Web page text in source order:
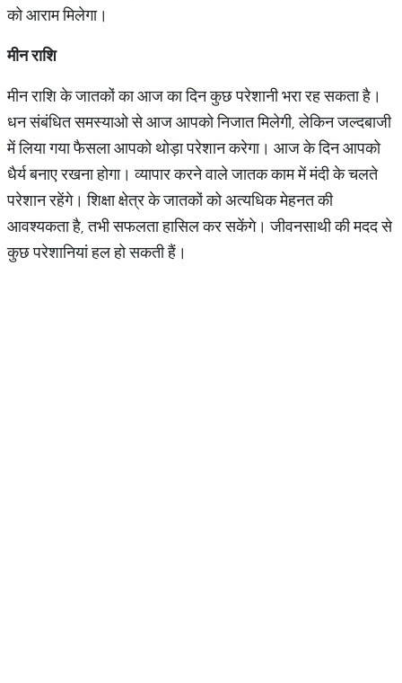
को आराम मिलेगा।
मीन राशि
मीन राशि के जातकों का आज का दिन कुछ परेशानी भरा रह सकता है।
धन संबंधित समस्याओ से आज आपको निजात मिलेगी, लेकिन जल्दबाजी
में लिया गया फैसला आपको थोड़ा परेशान करेगा। आज के दिन आपको
धैर्य बनाए रखना होगा। व्यापार करने वाले जातक काम में मंदी के चलते
परेशान रहेंगे। शिक्षा क्षेत्र के जातकों को अत्यधिक मेहनत की
आवश्यकता है, तभी सफलता हासिल कर सकेंगे। जीवनसाथी की मदद से
कुछ परेशानियां हल हो सकती हैं।